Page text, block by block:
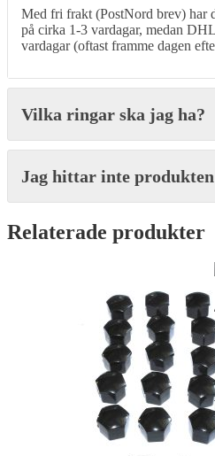
Med fri frakt (PostNord brev) har
på cirka 1-3 vardagar, medan
vardagar (oftast framme dagen
Vilka ringar ska jag ha?
Jag hittar inte
Relaterade produkter